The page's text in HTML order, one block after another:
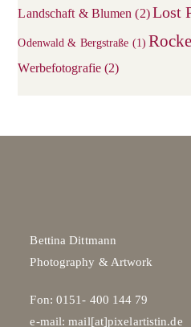
Landschaft & Blumen (2)Lost
Odenwald & Bergstraße (1)
Werbefotografie(2)
Bettina Dittmann
Photography & Artwork
Fon: 0151- 400 144 79
e-mail: mail[at]pixelartistin.de